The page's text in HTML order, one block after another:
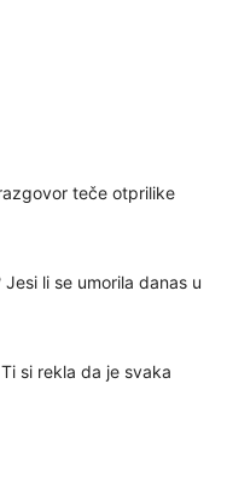
teče otprilike
li se umorila danas u
si rekla da je svaka